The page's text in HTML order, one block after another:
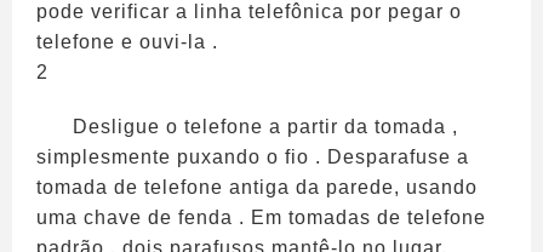
pode verificar a linha telefônica por pegar o
telefone e ouvi-la .
2
Desligue o telefone a partir da tomada ,
simplesmente puxando o fio . Desparafuse a
tomada de telefone antiga da parede, usando
uma chave de fenda . Em tomadas de telefone
padrão , dois parafusos mantê-lo no lugar.